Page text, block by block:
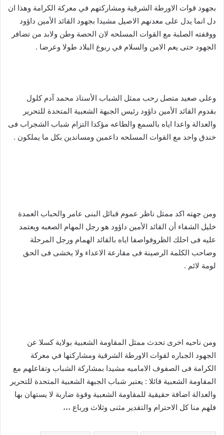
بجهود قوات الاورطة الشرقية ومشاركتهم في معركة الكرامة وهذا ان
دل انما يدل على معدنهم الاصيل مشيدا بجهود القائد الأمين داؤود
ووقفته الصلبة مع القوات المسلحه لان الحصة وطن ولابد من تضافر
الجهود حتى يعم الامن والسلام في ربوع البلاد طولا وعرضا .
وعلى صعيد متصل رحب ممثل الشباب الأستاذ محمد آدم كلول
بقدوم القائد الأمين داؤود رئيس الجبهة الشعبية المتحدة للتحرير
والعدالة واعدا اياه بالسمع والطاعه مؤكدا التزام شباب الشجراب فى
خندق واحد مع القوات المسلحه داعمين ومساندين بكل ما يملكون .
ومن جهته اكد ممثل ناظر عموم قبائل البنى عامر والحباب العمدة
خليل الشفاء أن القائد الأمين داؤود هو رجل المهام الصعبه ويعتمد
عليه فى احلك الظروفواصفا اياه بالقائد الهمام ورجل المرحلة
وصاحب الكلمة الرصينة فى مقارعة الاعداء ولا يخشى فى الحق
لومة لائم .
ومن ناحيه اخرى تحدث ممثل المقاومة الشعبية بولاية كسلا عن
الجهود الجباره لقوات الاورطة الشرقية ومشاركتها في معركة
الكرامة فى الصفوف الاماميه مشيدا بمشاركة الشباب وتفاعلهم مع
المقاومة الشعبية قائلا : يعتبر شباب الجبهة الشعبية المتحدة للتحرير
والعدالة اضافة حقيقية للمقاومة الشعبية وقوة ضاربة لا يستهان بها
فلهم منا كل الاحترام والتقدير مثنى وثلاث ورباع ،،،